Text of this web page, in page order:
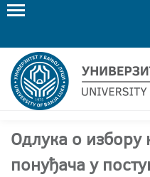
Одлука о избору
понуђача у